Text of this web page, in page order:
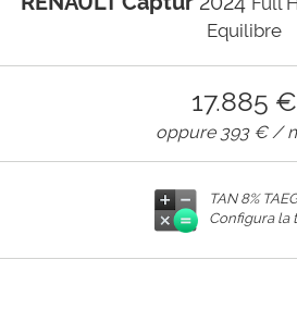
Equilibre
17.885 €
oppure 393 €/
TAN 8%
Configura la